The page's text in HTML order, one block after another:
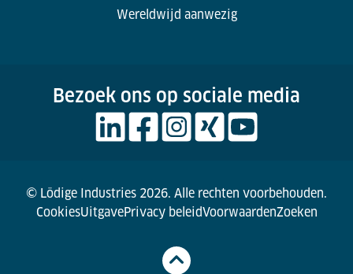
Wereldwijd aanwezig
Bezoek ons op sociale media
© Lödige Industries 2026. Alle rechten voorbehouden.
CookiesUitgavePrivacy beleidVoorwaardenZoeken